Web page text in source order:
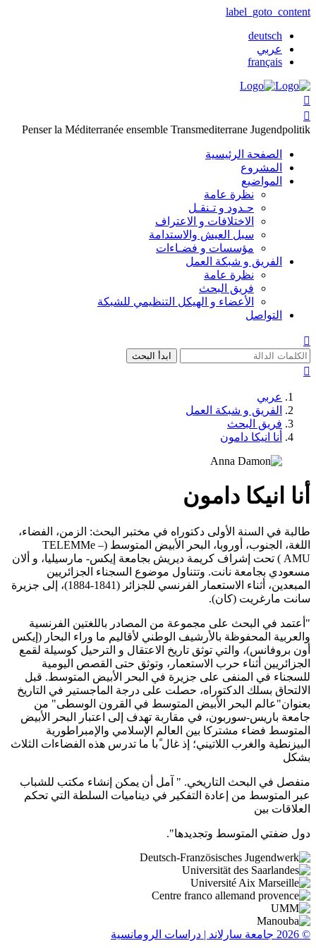
label_goto_content
deutsch
عربي
français


Penser la Méditerranée ensemble Transmediterrane Jugendpolitik
الصفحة الرئيسية
المشروع
المواضيع
نظرة عامة
حـدود و تـنقـل
الاختلافات و الاعتراف
سبل العيش والاستدامة
مؤسسات و فضـاءات
الفريق و شبكة العمل
نظرة عامة
فريق البحث
الأعضاء و الهيكل التنظيمي للشبكة
التواصل

ابدأ البحث

عربي
الفريق و شبكة العمل
فريق البحث
أنا انيكا دامون
أنا انيكا دامون
طالبة في السنة الأولى دكتوراه في مختبر البحث: الزمن، الفضاء،
اللغة، الجنوب، أوروبا، البحر الأبيض المتوسط (TELEMMe –
AMU) تحت إشراف كريمة ديريش بجامعة إيكس- مارسيليا، و ألان
مسعودي بجامعة نانت. وتتناول موضوع السجناء الجزائريين
المبعدين، أثناء الاستعمار الفرنسي للجزائر (1841-1884)، إلى جزيرة
سانت مارغريت (كان).
"أعتمد في البحث على مجموعة من المصادر باللغتين الفرنسية
والعربية المحفوظة بالأرشيف الوطني لأقاليم ما وراء البحار (إيكس
أون بروفانس)، والتي توثق تاريخ الاعتقال و الترحيل كوسيلة لقمع
الجزائريين أثناء حرب الاستعمار، وتوثق حتى القصص اليومية
للسجناء في المنفى على جزيرة في البحر الأبيض المتوسط. قبل
الالتحاق بسلك الدكتوراه، حصلت على درجة الماجستير في التاريخ
بعنوان"عالم البحر الأبيض المتوسط في القرون الوسطى" من
جامعة باريس-سوربون، في مقاربة تهدف إلى اعتبار البحر الأبيض
المتوسط فضاء مشتركا بين العالم الإسلامي والإمبراطورية
البيزنطية والغرب اللاتيني؛ إذ غال ًبا ما تدرس هذه الفضاءات الثلاث
بشكل
منفصل في البحث التاريخي. " آمل أن يمكن إنشاء مكتب للشباب
عبر المتوسط من إعادة التفكير في ديناميات السلطة التي تحكم
العلاقات بين
دول ضفتي المتوسط وتجديدها".
© 2026 جامعة سارلاند | دراسات الرومانسية